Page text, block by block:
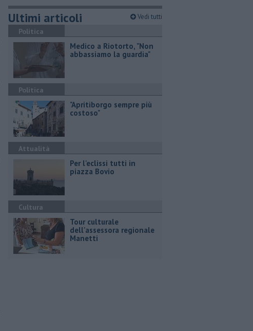
Ultimi articoli Vedi tutti
Politica
Medico a Riotorto, "Non
abbassiamo la guardia"
Politica
"Apritiborgo sempre più
costoso"
Attualità
Per l'eclissi tutti in
piazza Bovio
Cultura
Tour culturale
dell'assessora regionale
Manetti